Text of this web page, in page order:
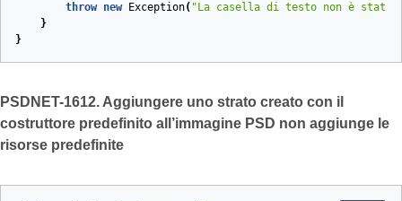
throw new Exception( "La casella di testo non è stata
}
}
PSDNET-1612. Aggiungere uno strato creato con il
costruttore predefinito all’immagine PSD non aggiunge le
risorse predefinite